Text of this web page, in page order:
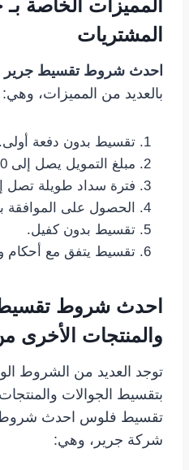
المميزات الخاصة
المشتريات
احدث شروط تقسيط جرير
بالعديد من المميزات، وهي:
تقسيط بدون دفعة أولى.
مبلغ التمويل يصل إلى 30 ألف ريال سعودي.
فترة سداد طويلة تصل إلى 24
الحصول على
تقسيط بدون كفيل.
تقسيط يتفق مع أحكام
احدث شروط تقسيط
والمنتجات الأخرى
توجد العديد من الشروط
بتقسيط الجوالات
تقسيط فلوس احدث شروط
شركة جرير، وهي: